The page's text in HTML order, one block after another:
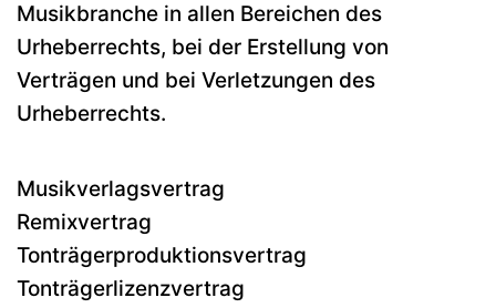
Musikbranche in allen Bereichen des
Urheberrechts, bei der Erstellung von
Verträgen und bei Verletzungen des
Urheberrechts.
Musikverlagsvertrag
Remixvertrag
Tonträgerproduktionsvertrag
Tonträgerlizenzvertrag